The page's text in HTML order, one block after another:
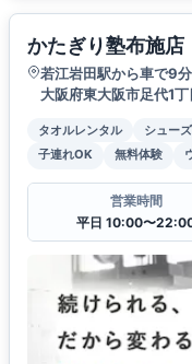
かたぎり塾布施店
若江岩田駅から車で9分
大阪府東大阪市足代1
タオルレンタル シュー
子連れOK
無料体験
営業時間
平日 10:00〜